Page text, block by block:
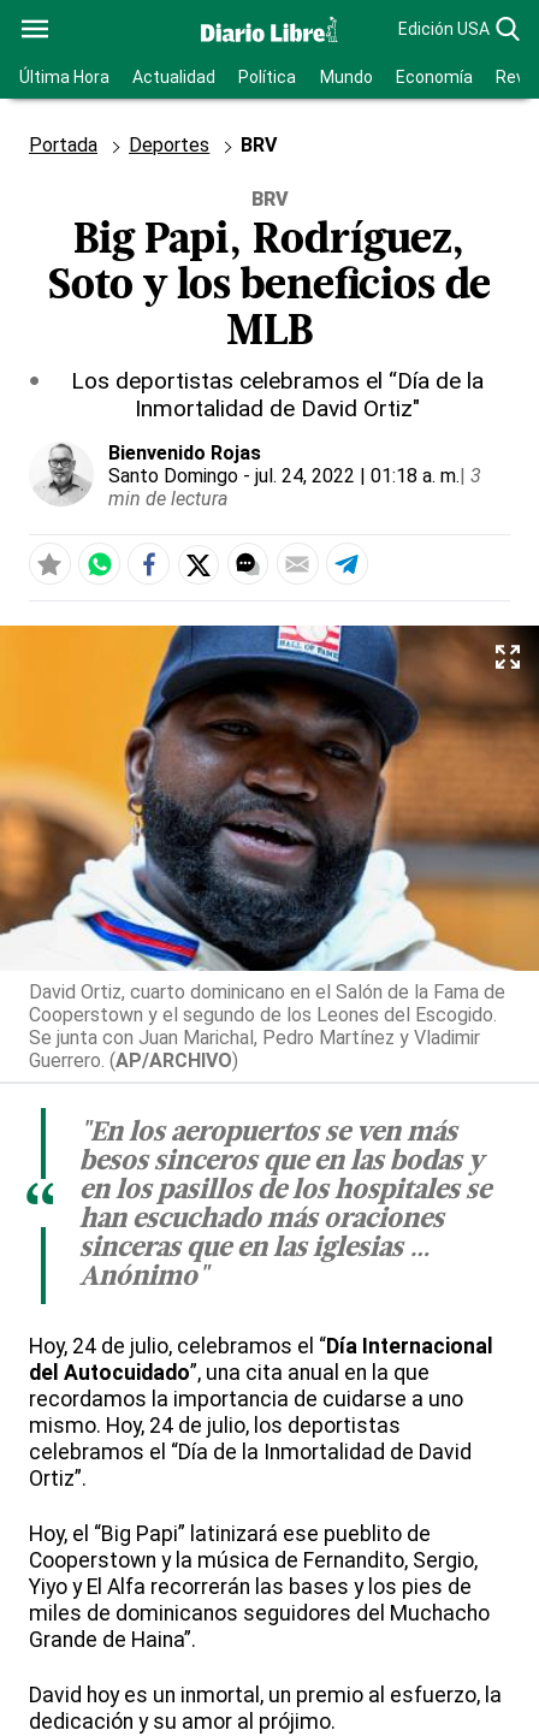
Edición USA
Última Hora Actualidad Política Mundo Economía
Portada Deportes BRV
BRV
Big Papi, Rodríguez,
Soto y los beneficios de
MLB
Los deportistas celebramos el “Día de la
Inmortalidad de David Ortiz"
Bienvenido Rojas
Santo Domingo - jul. 24, 2022 | 01:18 a. m.| 3
min de lectura
David Ortiz, cuarto dominicano en el Salón de la Fama de
Cooperstown y el segundo de los Leones del Escogido.
Se junta con Juan Marichal, Pedro Martínez y Vladimir
Guerrero. (AP/ARCHIVO)
"En los aeropuertos se ven más
besos sinceros que en las bodas y
en los pasillos de los hospitales se
han escuchado más oraciones
sinceras que en las iglesias …
Anónimo"
“
Hoy, 24 de julio, celebramos el “Día Internacional
del Autocuidado”, una cita anual en la que
recordamos la importancia de cuidarse a uno
mismo. Hoy, 24 de julio, los deportistas
celebramos el “Día de la Inmortalidad de David
Ortiz”.
Hoy, el “Big Papi” latinizará ese pueblito de
Cooperstown y la música de Fernandito, Sergio,
Yiyo y El Alfa recorrerán las bases y los pies de
miles de dominicanos seguidores del Muchacho
Grande de Haina”.
David hoy es un inmortal, un premio al esfuerzo, la
dedicación y su amor al prójimo.